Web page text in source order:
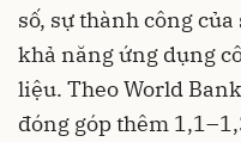
số, sự thành công
khả năng ứng dụng
liệu. Theo World
đóng góp thêm